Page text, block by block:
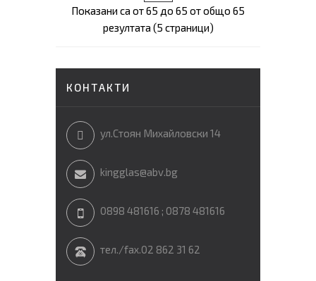
Показани са от 65 до 65 от общо 65
резултата (5 страници)
КОНТАКТИ
ул.Стоян Михайловски 14
kingglas@abv.bg
0898 481616 ; 0878 481616
тел./fax.02 862 31 62